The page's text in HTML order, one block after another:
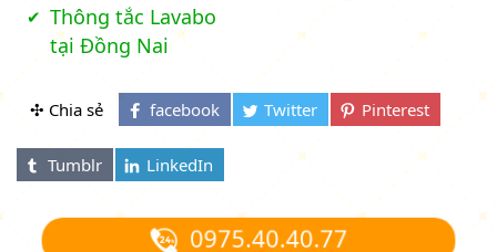
Thông tắc Lavabo
tại Đồng Nai
✣ Chia sẻ
0975.40.40.77